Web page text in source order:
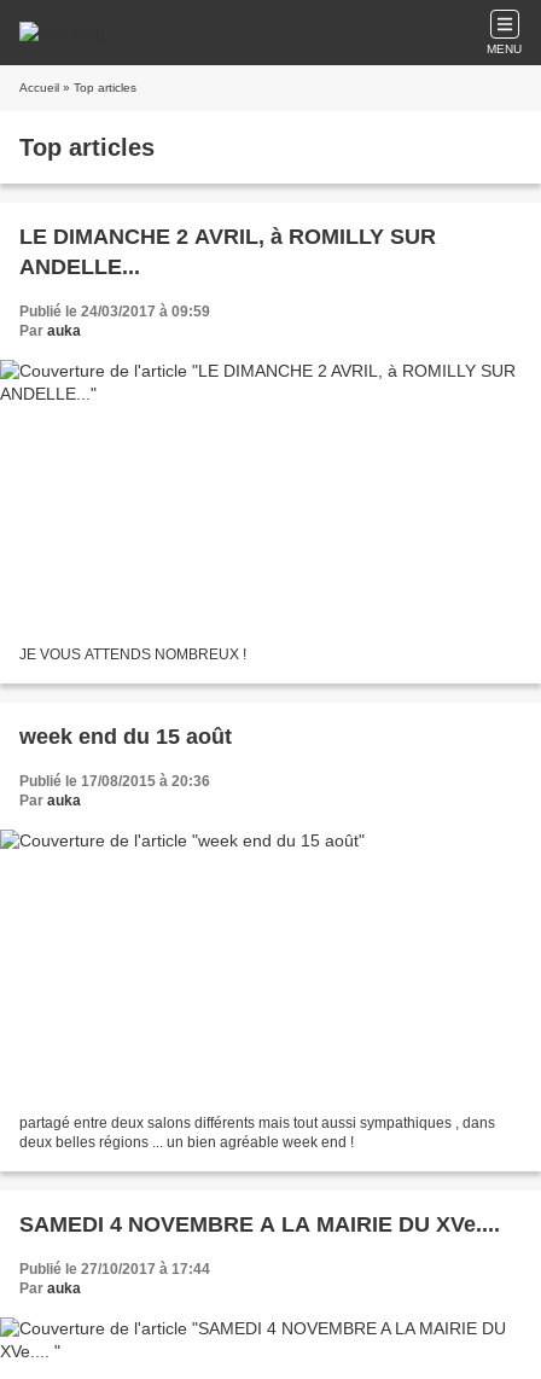
MENU
Accueil » Top articles
Top articles
LE DIMANCHE 2 AVRIL, à ROMILLY SUR
ANDELLE...
Publié le 24/03/2017 à 09:59
Par auka
JE VOUS ATTENDS NOMBREUX !
week end du 15 août
Publié le 17/08/2015 à 20:36
Par auka
partagé entre deux salons différents mais tout aussi sympathiques , dans
deux belles régions ... un bien agréable week end !
SAMEDI 4 NOVEMBRE A LA MAIRIE DU XVe....
Publié le 27/10/2017 à 17:44
Par auka